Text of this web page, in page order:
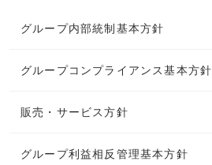
グループ内部統制基本方針
グループコンプライアンス基本方針
販売・サービス方針
グループ利益相反管理基本方針